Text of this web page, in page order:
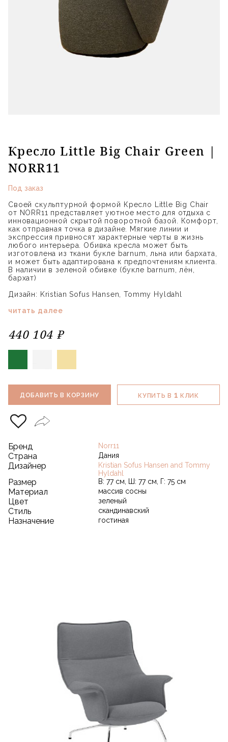
Кресло Little Big Chair Green |
NORR11
Под заказ
Своей скульптурной формой Кресло Little Big Chair
от NORR11 представляет уютное место для отдыха с
инновационной скрытой поворотной базой. Комфорт,
как отправная точка в дизайне. Мягкие линии и
экспрессия привносят характерные черты в жизнь
любого интерьера. Обивка кресла может быть
изготовлена из ткани букле barnum, льна или бархата,
и может быть адаптирована к предпочтениям клиента.
В наличии в зеленой обивке (букле barnum, лён,
бархат)
Дизайн: Kristian Sofus Hansen, Tommy Hyldahl
читать далее
440 104 ₽
ДОБАВИТЬ В КОРЗИНУ КУПИТЬ В 1 КЛИК
Бренд Norr11
Страна Дания
Дизайнер
Kristian Sofus Hansen and Tommy
Hyldahl
Размер В: 77 см, Ш: 77 см, Г: 75 см
Материал массив сосны
Цвет зеленый
Стиль скандинавский
Назначение гостиная